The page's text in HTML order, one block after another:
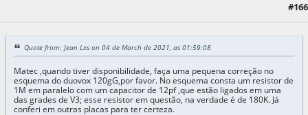
#166
Quote from: Jean Lxs on 04 de March de 2021, as 01:59:08
Matec ,quando tiver disponibilidade, faça uma pequena correção no
esquema do duovox 120gG,por favor. No esquema consta um resistor de
1M em paralelo com um capacitor de 12pf ,que estão ligados em uma
das grades de V3; esse resistor em questão, na verdade é de 180K. Já
conferi em outras placas para ter certeza.